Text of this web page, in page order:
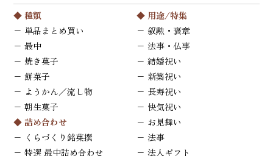
◆ 種類
− 単品まとめ買い
−最中
− 焼き菓子
−餅菓子
− ようかん／流し物
−朝生菓子
◆ 詰め合わせ
− くらづくり銘菓撰
−特選 最中詰め合わせ
◆ 用途/特集
− 叙勲・褒章
− 法事・仏事
− 結婚祝い
− 新築祝い
− 長寿祝い
− 快気祝い
− お見舞い
− 法事
− 法人ギフト